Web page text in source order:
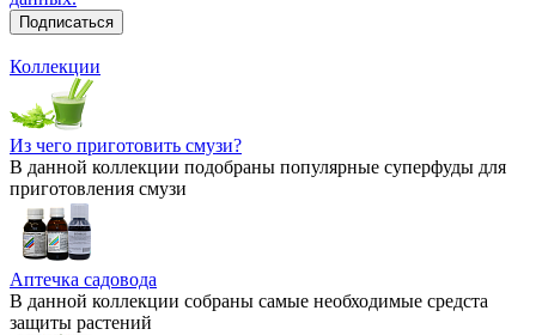
Коллекции
Из чего приготовить смузи?
В данной коллекции подобраны популярные суперфуды для
приготовления смузи
Аптечка садовода
В данной коллекции собраны самые необходимые средста
защиты растений